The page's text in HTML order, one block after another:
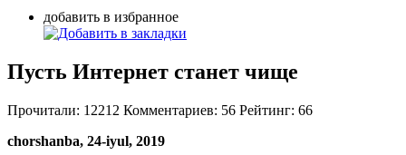
добавить в избранное
Пусть Интернет станет чище
Прочитали: 12212 Комментариев: 56 Рейтинг: 66
chorshanba, 24-iyul, 2019